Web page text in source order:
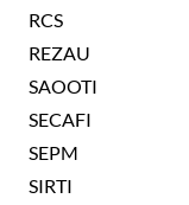
RCS
REZAU
SAOOTI
SECAFI
SEPM
SIRTI